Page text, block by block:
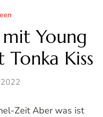
Young
Tonka Kiss
Zeit Aber was ist